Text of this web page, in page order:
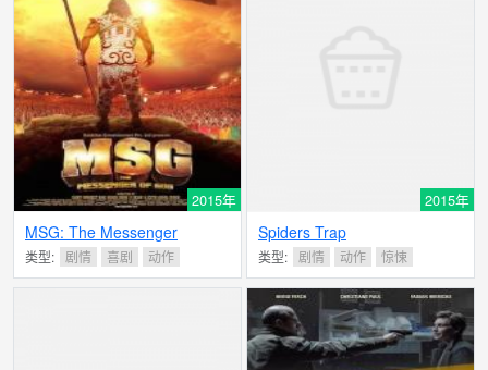
2015年
MSG: The Messenger
类型: 剧情 喜剧 动作
2015年
Spiders Trap
类型: 剧情 动作 惊悚